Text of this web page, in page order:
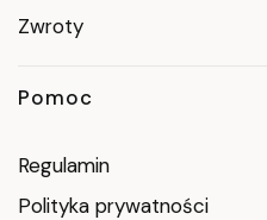
Zwroty
Pomoc
Regulamin
Polityka prywatności